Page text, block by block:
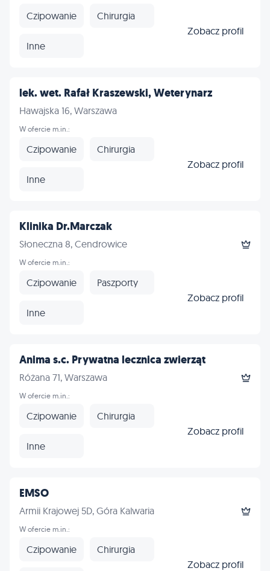
Czipowanie Chirurgia
Inne
Zobacz profil
lek. wet. Rafał Kraszewski, Weterynarz
Hawajska 16, Warszawa
W ofercie m.in.:
Czipowanie Chirurgia
Inne
Zobacz profil
Klinika Dr.Marczak
Słoneczna 8, Cendrowice
W ofercie m.in.:
Czipowanie Paszporty
Inne
Zobacz profil
Anima s.c. Prywatna lecznica zwierząt
Różana 71, Warszawa
W ofercie m.in.:
Czipowanie Chirurgia
Inne
Zobacz profil
EMSO
Armii Krajowej 5D, Góra Kalwaria
W ofercie m.in.:
Czipowanie Chirurgia
Zobacz profil